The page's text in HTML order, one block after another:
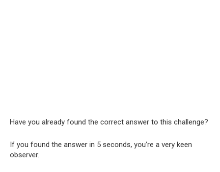
Have you already found the correct answer to this challenge?
If you found the answer in 5 seconds, you’re a very keen
observer.